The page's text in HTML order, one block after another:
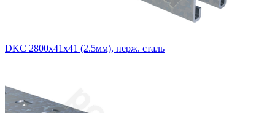
DKC 2800х41х41 (2.5мм), нерж. сталь